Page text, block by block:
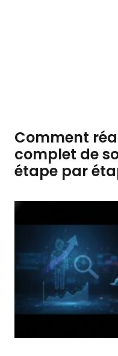
Comment
complet de
étape par